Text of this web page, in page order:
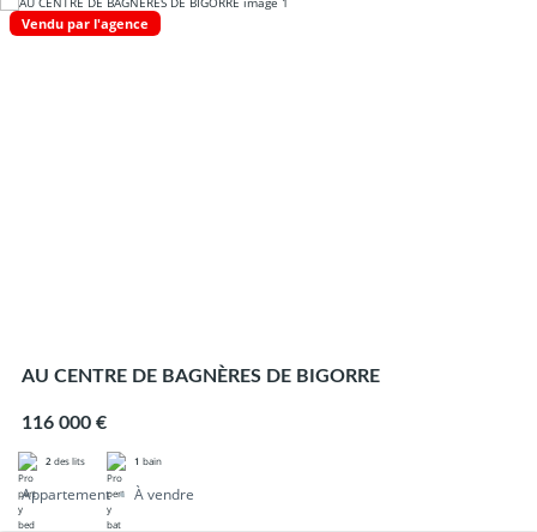
Vendu par l'agence
AU CENTRE DE BAGNÈRES DE BIGORRE
116 000 €
2 des lits 1 bain
Appartement À vendre